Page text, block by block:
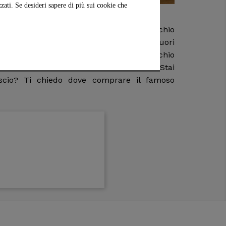
Se desideri sapere di più sui cookie che
prodotti realizzati con il miglior Pistacchio
pesto, ma anche pasticcini, liquori
ricette siciliane realizzate con pistacchio
costi di spedizione del web. Stai
Ti chiedo dove comprare il famoso